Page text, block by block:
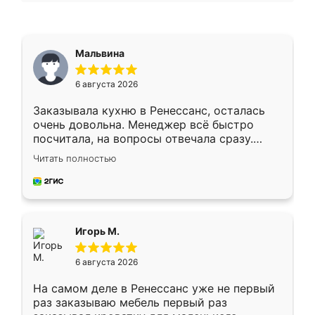
Мальвина
6 августа 2026
Заказывала кухню в Ренессанс, осталась
очень довольна. Менеджер всё быстро
посчитала, на вопросы отвечала сразу.
Замерщик приехал в субботу, подошёл к
делу со всей ответственностью. Собрали
за день, ребята работали аккуратно, даже
Читать полностью
Игорь М.
6 августа 2026
На самом деле в Ренессанс уже не первый
раз заказываю мебель первый раз